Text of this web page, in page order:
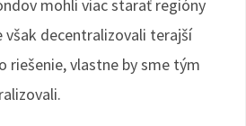
mohli viac starať regióny
však decentralizovali terajší
riešenie, vlastne by sme tým